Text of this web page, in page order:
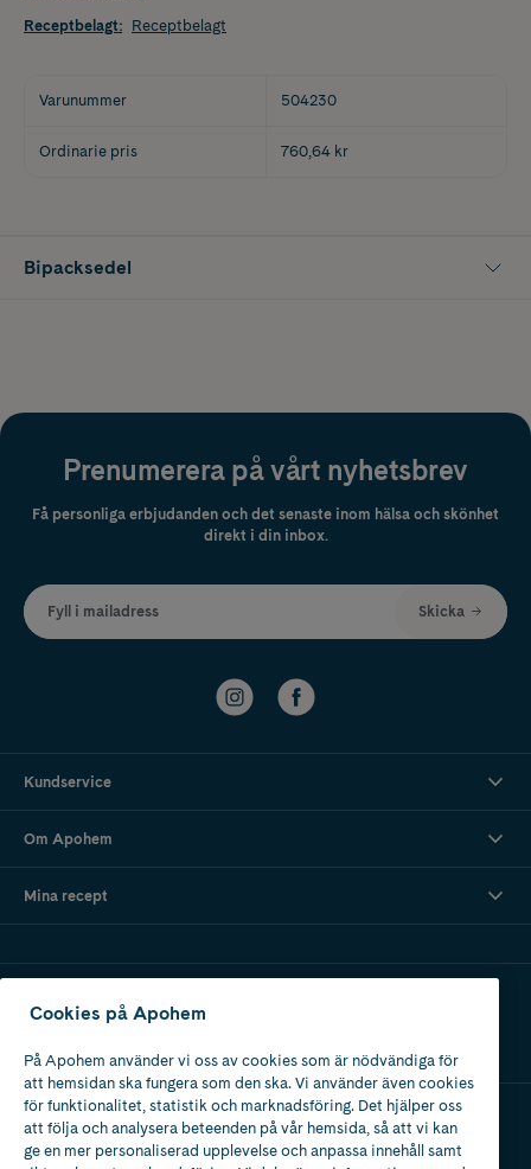
Receptbelagt: Receptbelagt
Varunummer 504230
Ordinarie pris 760,64 kr
Bipacksedel
Prenumerera på vårt nyhetsbrev
Få personliga erbjudanden och det senaste inom hälsa och skönhet
direkt i din inbox.
Fyll i mailadress Skicka
Kundservice
Om Apohem
Mina recept
Apotek med tillstånd
av Läkemedelsverket
Cookies på Apohem
På Apohem använder vi oss av cookies som är nödvändiga för
att hemsidan ska fungera som den ska. Vi använder även cookies
för funktionalitet, statistik och marknadsföring. Det hjälper oss
att följa och analysera beteenden på vår hemsida, så att vi kan
ge en mer personaliserad upplevelse och anpassa innehåll samt